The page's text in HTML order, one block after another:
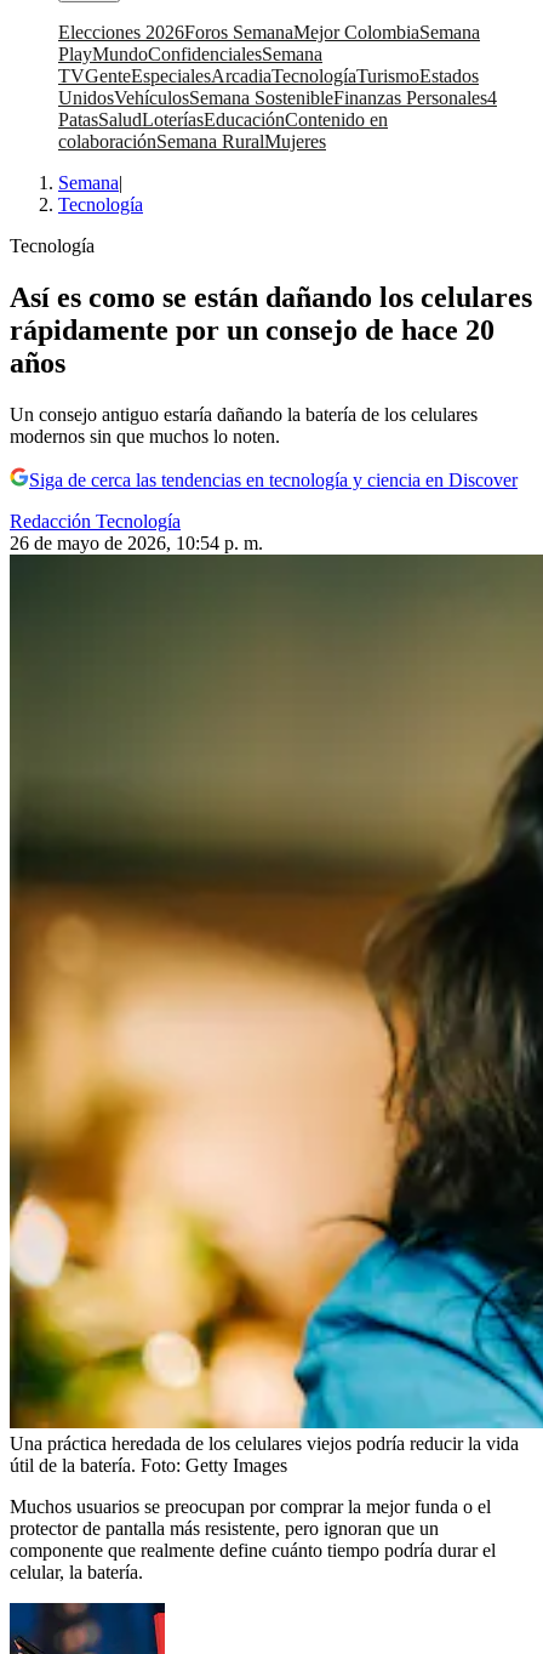
Elecciones 2026Foros SemanaMejor ColombiaSemana
PlayMundoConfidencialesSemana
TVGenteEspecialesArcadiaTecnologíaTurismoEstados
UnidosVehículosSemana SostenibleFinanzas Personales4
PatasSaludLoteríasEducaciónContenido en
colaboraciónSemana RuralMujeres
Semana|
Tecnología
Tecnología
Así es como se están dañando los celulares
rápidamente por un consejo de hace 20
años
Un consejo antiguo estaría dañando la batería de los celulares
modernos sin que muchos lo noten.
Siga de cerca las tendencias en tecnología y ciencia en Discover
Redacción Tecnología
26 de mayo de 2026, 10:54 p. m.
Una práctica heredada de los celulares viejos podría reducir la vida
útil de la batería. Foto: Getty Images
Muchos usuarios se preocupan por comprar la mejor funda o el
protector de pantalla más resistente, pero ignoran que un
componente que realmente define cuánto tiempo podría durar el
celular, la batería.